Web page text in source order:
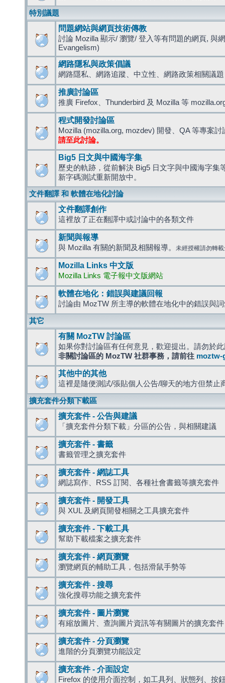
特別議題
問題網站與網頁技術傳教
討論 Mozilla 顯示/ 瀏覽/ 登入等有問題的網頁, 與
Evangelism)
網路隱私與政策倡議
網路隱私、網路追蹤、中立性、網路政策相關議題
推廣討論區
推廣 Firefox、Thunderbird 及 Mozilla 等
程式開發討論區
Mozilla (mozilla.org, mozdev) 開發、QA 等專案討
請至此討論。
Big5 日文與中國海字集
歷史的軌跡，從前解決 Big5 日文字與中國海字集
新字碼測試重新開放中。
文件翻譯 和 軟體在地化討論
文件翻譯創作
這裡放了正在翻譯中或討論中的各類文件
新聞與報導
與 Mozilla 有關的新聞及相關報導。 未經授權請勿轉
Mozilla Links 中文版
Mozilla Links 電子報中文版網站
軟體在地化：錯誤與建議回報
討論由 MozTW 所主導的軟體在地化中的錯誤與
其它
有關 MozTW 討論區
如果你對討論區有任何意見，歡迎提出。請勿於
非關討論區的 MozTW 社群事務，請前往 moztw-
其他中的其他
這裡是隨便測試/張貼個人公告/聊天的地方但禁止
擴充套件分類下載區
擴充套件 - 公告與建議
「擴充套件分類下載」分區的公告，與相關建議
擴充套件 - 書籤
書籤管理之擴充套件
擴充套件 - 網誌工具
網誌寫作、RSS 訂閱、各種社會書籤等擴充套件
擴充套件 - 開發工具
與 XUL 及網頁開發相關之工具擴充套件
擴充套件 - 下載工具
幫助下載檔案之擴充套件
擴充套件 - 網頁瀏覽
瀏覽網頁的輔助工具，包括滑鼠手勢等
擴充套件 - 搜尋
強化搜尋功能之擴充套件
擴充套件 - 圖片瀏覽
有縮放圖片、查詢圖片資訊等有關圖片的擴充套件
擴充套件 - 分頁瀏覽
進階的分頁瀏覽功能設定
擴充套件 - 介面設定
Firefox 的使用介面控制，如工具列、狀態列、按